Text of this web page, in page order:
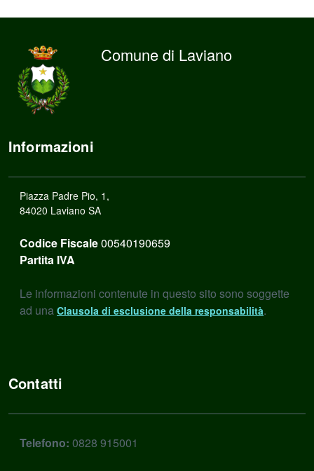
Comune di Laviano
Informazioni
Piazza Padre Pio, 1,
84020 Laviano SA
Codice Fiscale00540190659
Partita IVA
Le informazioni contenute in questo sito sono soggette
ad una Clausola di esclusione della responsabilità.
Contatti
Telefono: 0828 915001